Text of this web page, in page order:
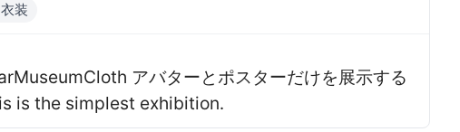
装
アバターとポスターだけを展示する
is the simplest exhibition․